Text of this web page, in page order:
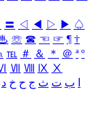
〓 ◁ ◀ ▷ ▶ ♤
☏ ☎ ☜ ☞ ¶ †
℡ ＃ ＆ ＊ ＠ ª º
Ⅶ Ⅷ Ⅸ Ⅹ
ب ت ث ج ح خ د